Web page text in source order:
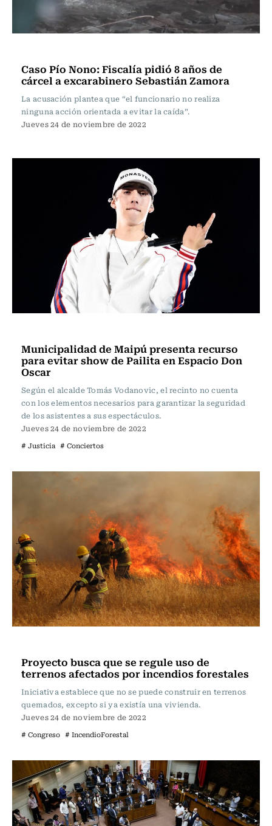
Caso Pío Nono: Fiscalía pidió 8 años de
cárcel a excarabinero Sebastián Zamora
La acusación plantea que “el funcionario no realiza
ninguna acción orientada a evitar la caída”.
Jueves 24 de noviembre de 2022
Municipalidad de Maipú presenta recurso
para evitar show de Pailita en Espacio Don
Oscar
Según el alcalde Tomás Vodanovic, el recinto no cuenta
con los elementos necesarios para garantizar la seguridad
de los asistentes a sus espectáculos.
Jueves 24 de noviembre de 2022
# Justicia # Conciertos
Proyecto busca que se regule uso de
terrenos afectados por incendios forestales
Iniciativa establece que no se puede construir en terrenos
quemados, excepto si ya existía una vivienda.
Jueves 24 de noviembre de 2022
# Congreso # IncendioForestal